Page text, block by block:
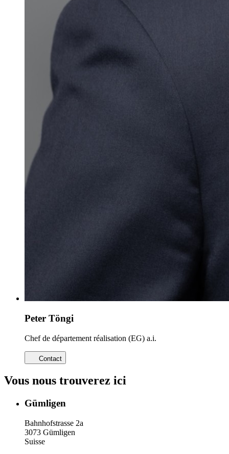
Peter Töngi
Chef de département réalisation (EG) a.i.
Contact
Vous nous trouverez ici
Gümligen
Bahnhofstrasse 2a
3073 Gümligen
Suisse